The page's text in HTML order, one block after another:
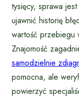
tysięcy, sprawa
ujawnić historię
wartość przebiegu
Znajomość
samodzielnie
pomocna, ale
powierzyć